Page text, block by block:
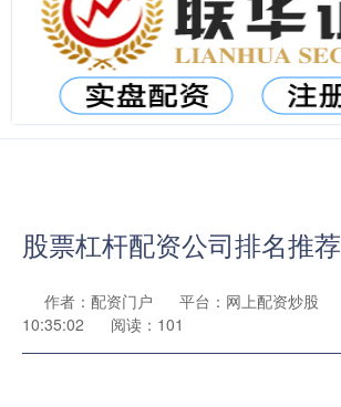
股票杠杆配资公司排名推荐
作者：配资门户 平台：网上配资炒股
10:35:02
阅读：101